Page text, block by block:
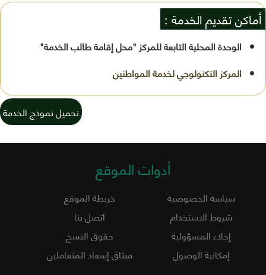
أماكن تقديم الخدمة :
الوحدة المحلية التابعة للمركز "محل إقامة طالب الخدمة"
تحميل نموذج الخدمة
أدوات الموقع
سياسة الخصوصية
خريطة الموقع
شروط الاستخدام
اتصل بنا
إخلاء المسؤولية
حقوق النسخ
إمكانية الوصول
ميثاق إسعاد المتعاملين